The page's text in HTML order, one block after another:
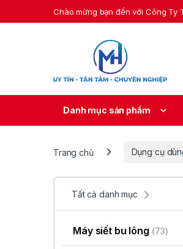
Skip to navigationChào mừng bạn đến với Công Ty
Danh mục sản phẩm
Trang chủ Dụng cụ
Tất cả danh mục
Máy siết bu lông (73)